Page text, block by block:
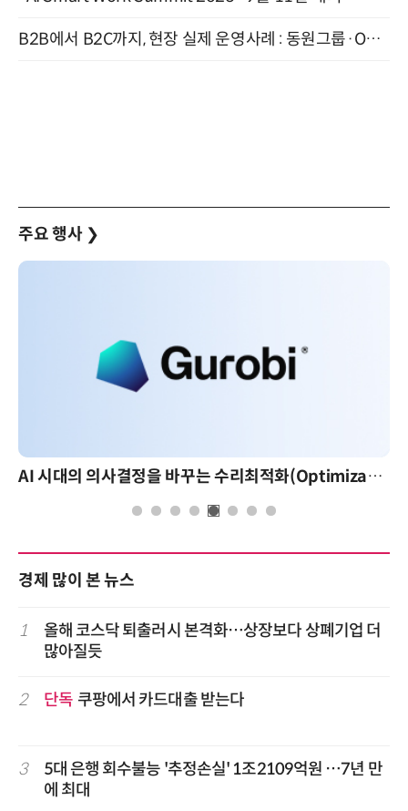
B2B에서 B2C까지, 현장 실제 운영사례 : 동원그룹·OCI·다이닝브랜즈그룹·당근 (8/27)
주요 행사 ❯
AI 시대의 의사결정을 바꾸는 수리최적화(Optimization): 실제 산업 적용 사례와 활용 전략
경제 많이 본 뉴스
1
올해 코스닥 퇴출러시 본격화…상장보다 상폐기업 더
많아질듯
2 단독 쿠팡에서 카드대출 받는다
3
5대 은행 회수불능 '추정손실' 1조2109억원 …7년 만
에 최대